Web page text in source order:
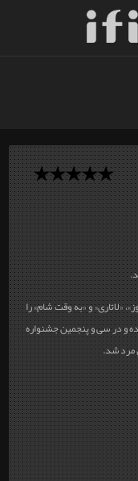
«لاتاری» و «به وقت شام» را
و درسی و پنجمین جشنواره
مرد شد.